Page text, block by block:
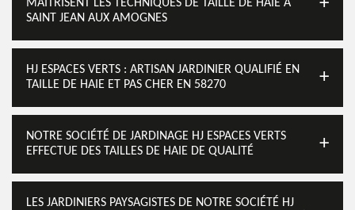
MAÎTRISENT LES TECHNIQUES DE TAILLE DE HAIE À
SAINT JEAN AUX AMOGNES
HJ ESPACES VERTS : ARTISAN JARDINIER QUALIFIÉ EN
TAILLE DE HAIE ET PAS CHER EN 58270
NOTRE SOCIÉTÉ DE JARDINAGE HJ ESPACES VERTS
EFFECTUE DES TAILLES DE HAIE DE QUALITÉ
LES JARDINIERS PAYSAGISTES DE NOTRE SOCIÉTÉ HJ